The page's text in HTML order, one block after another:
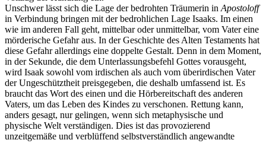
Unschwer lässt sich die Lage der bedrohten Träumerin inApostoloff
in Verbindung bringen mit der bedrohlichen Lage Isaaks. Im einen
wie im anderen Fall geht, mittelbar oder unmittelbar, vom Vater eine
mörderische Gefahr aus. In der Geschichte des Alten Testaments hat
diese Gefahr allerdings eine doppelte Gestalt. Denn in dem Moment,
in der Sekunde, die dem Unterlassungsbefehl Gottes vorausgeht,
wird Isaak sowohl vom irdischen als auch vom überirdischen Vater
der Ungeschütztheit preisgegeben, die deshalb umfassend ist. Es
braucht das Wort des einen und die Hörbereitschaft des anderen
Vaters, um das Leben des Kindes zu verschonen. Rettung kann,
anders gesagt, nur gelingen, wenn sich metaphysische und
physische Welt verständigen. Dies ist das provozierend
unzeitgemäße und verblüffend selbstverständlich angewandte